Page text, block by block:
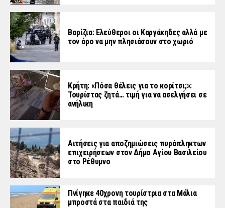
Βορίζια: Ελεύθεροι οι Καργάκηδες αλλά με
τον όρο να μην πλησιάσουν στο χωριό
Κρήτη: «Πόσα θέλεις για το κορίτσι;»:
Τουρίστας ζητά… τιμή για να ασελγήσει σε
ανήλικη
Αιτήσεις για αποζημιώσεις πυρόπληκτων
επιχειρήσεων στον Δήμο Αγίου Βασιλείου
στο Ρέθυμνο
Πνίγηκε 40χρονη τουρίστρια στα Μάλια
μπροστά στα παιδιά της